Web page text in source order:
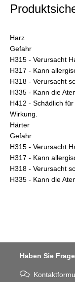
Harz
Gefahr
H315 - Verursacht
H317 - Kann
H318 - Verursacht
H335 - Kann die
H412 - Schädlich
Wirkung.
Härter
Gefahr
H315 - Verursacht
H317 - Kann
H318 - Verursacht
H335 - Kann die
Haben Sie